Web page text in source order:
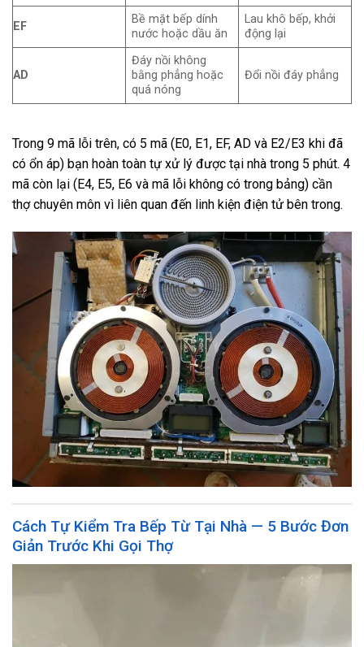
EF
Bề mặt bếp dính
nước hoặc dầu ăn
Lau khô bếp, khởi
động lại
AD
Đáy nồi không
bằng phẳng hoặc
quá nóng
Đổi nồi đáy phẳng
Trong 9 mã lỗi trên, có 5 mã (E0, E1, EF, AD và E2/E3 khi đã
có ổn áp) bạn hoàn toàn tự xử lý được tại nhà trong 5 phút. 4
mã còn lại (E4, E5, E6 và mã lỗi không có trong bảng) cần
thợ chuyên môn vì liên quan đến linh kiện điện tử bên trong.
Cách Tự Kiểm Tra Bếp Từ Tại Nhà — 5 Bước Đơn
Giản Trước Khi Gọi Thợ